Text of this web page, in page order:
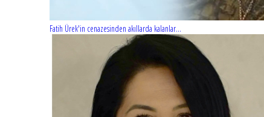
Fatih Ürek'in cenazesinden akıllarda kalanlar...